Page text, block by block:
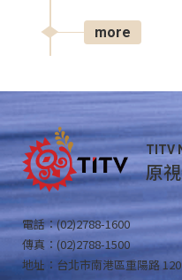
more
TITV
原
電話：(02)2788-1600
傳真：(02)2788-1500
地址：台北市南港區重陽路